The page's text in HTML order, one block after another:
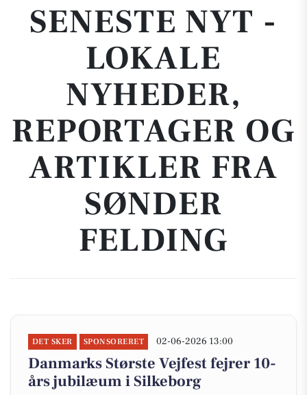
SENESTE NYT -
LOKALE
NYHEDER,
REPORTAGER OG
ARTIKLER FRA
SØNDER
FELDING
DET SKER SPONSORERET 02-06-2026 13:00
Danmarks Største Vejfest fejrer 10-
års jubilæum i Silkeborg